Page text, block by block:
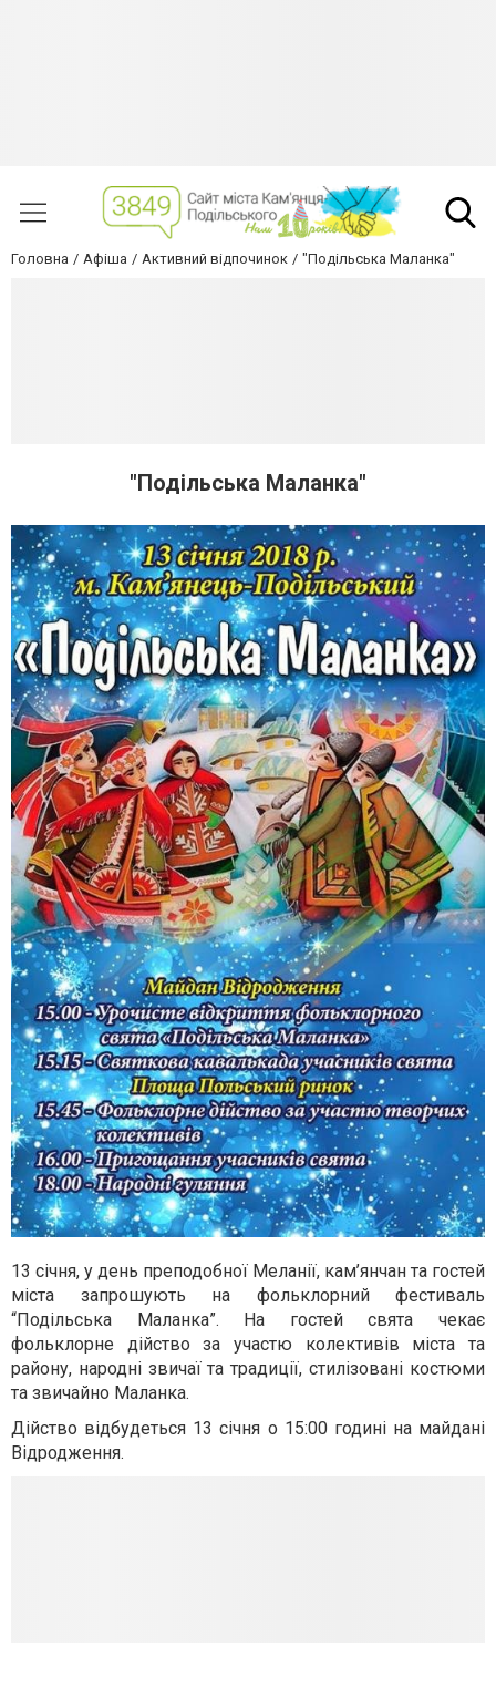
Головна Афіша Активний відпочинок "Подільська Маланка"
"Подільська Маланка"
13 січня, у день преподобної Меланії, кам’янчан та гостей
міста запрошують на фольклорний фестиваль
“Подільська Маланка”. На гостей свята чекає
фольклорне дійство за участю колективів міста та
району, народні звичаї та традиції, стилізовані костюми
та звичайно Маланка.
Дійство відбудеться 13 січня о 15:00 годині на майдані
Відродження.